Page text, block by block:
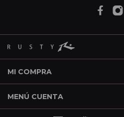
MI COMPRA
MENÚ CUENTA